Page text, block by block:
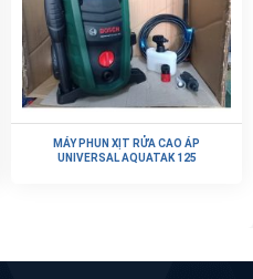
MÁY PHUN XỊT RỬA CAO ÁP
UNIVERSAL AQUATAK 125